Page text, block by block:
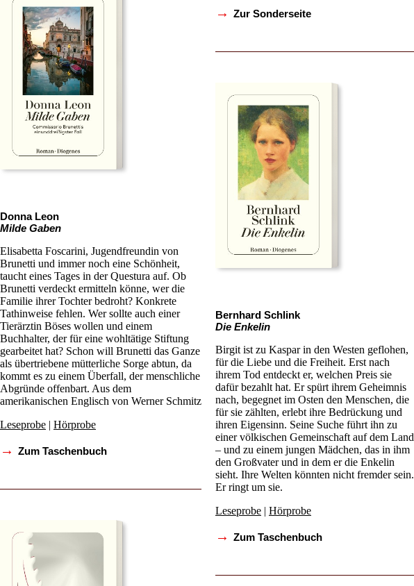
Donna Leon
Milde Gaben
Elisabetta Foscarini, Jugendfreundin von
Brunetti und immer noch eine Schönheit,
taucht eines Tages in der Questura auf. Ob
Brunetti verdeckt ermitteln könne, wer die
Familie ihrer Tochter bedroht? Konkrete
Tathinweise fehlen. Wer sollte auch einer
Tierärztin Böses wollen und einem
Buchhalter, der für eine wohltätige Stiftung
gearbeitet hat? Schon will Brunetti das Ganze
als übertriebene mütterliche Sorge abtun, da
kommt es zu einem Überfall, der menschliche
Abgründe offenbart. Aus dem
amerikanischen Englisch von Werner Schmitz
Leseprobe | Hörprobe
→ Zum Taschenbuch
→ Zur Sonderseite
Bernhard Schlink
Die Enkelin
Birgit ist zu Kaspar in den Westen geflohen,
für die Liebe und die Freiheit. Erst nach
ihrem Tod entdeckt er, welchen Preis sie
dafür bezahlt hat. Er spürt ihrem Geheimnis
nach, begegnet im Osten den Menschen, die
für sie zählten, erlebt ihre Bedrückung und
ihren Eigensinn. Seine Suche führt ihn zu
einer völkischen Gemeinschaft auf dem Land
– und zu einem jungen Mädchen, das in ihm
den Großvater und in dem er die Enkelin
sieht. Ihre Welten könnten nicht fremder sein.
Er ringt um sie.
Leseprobe | Hörprobe
→ Zum Taschenbuch